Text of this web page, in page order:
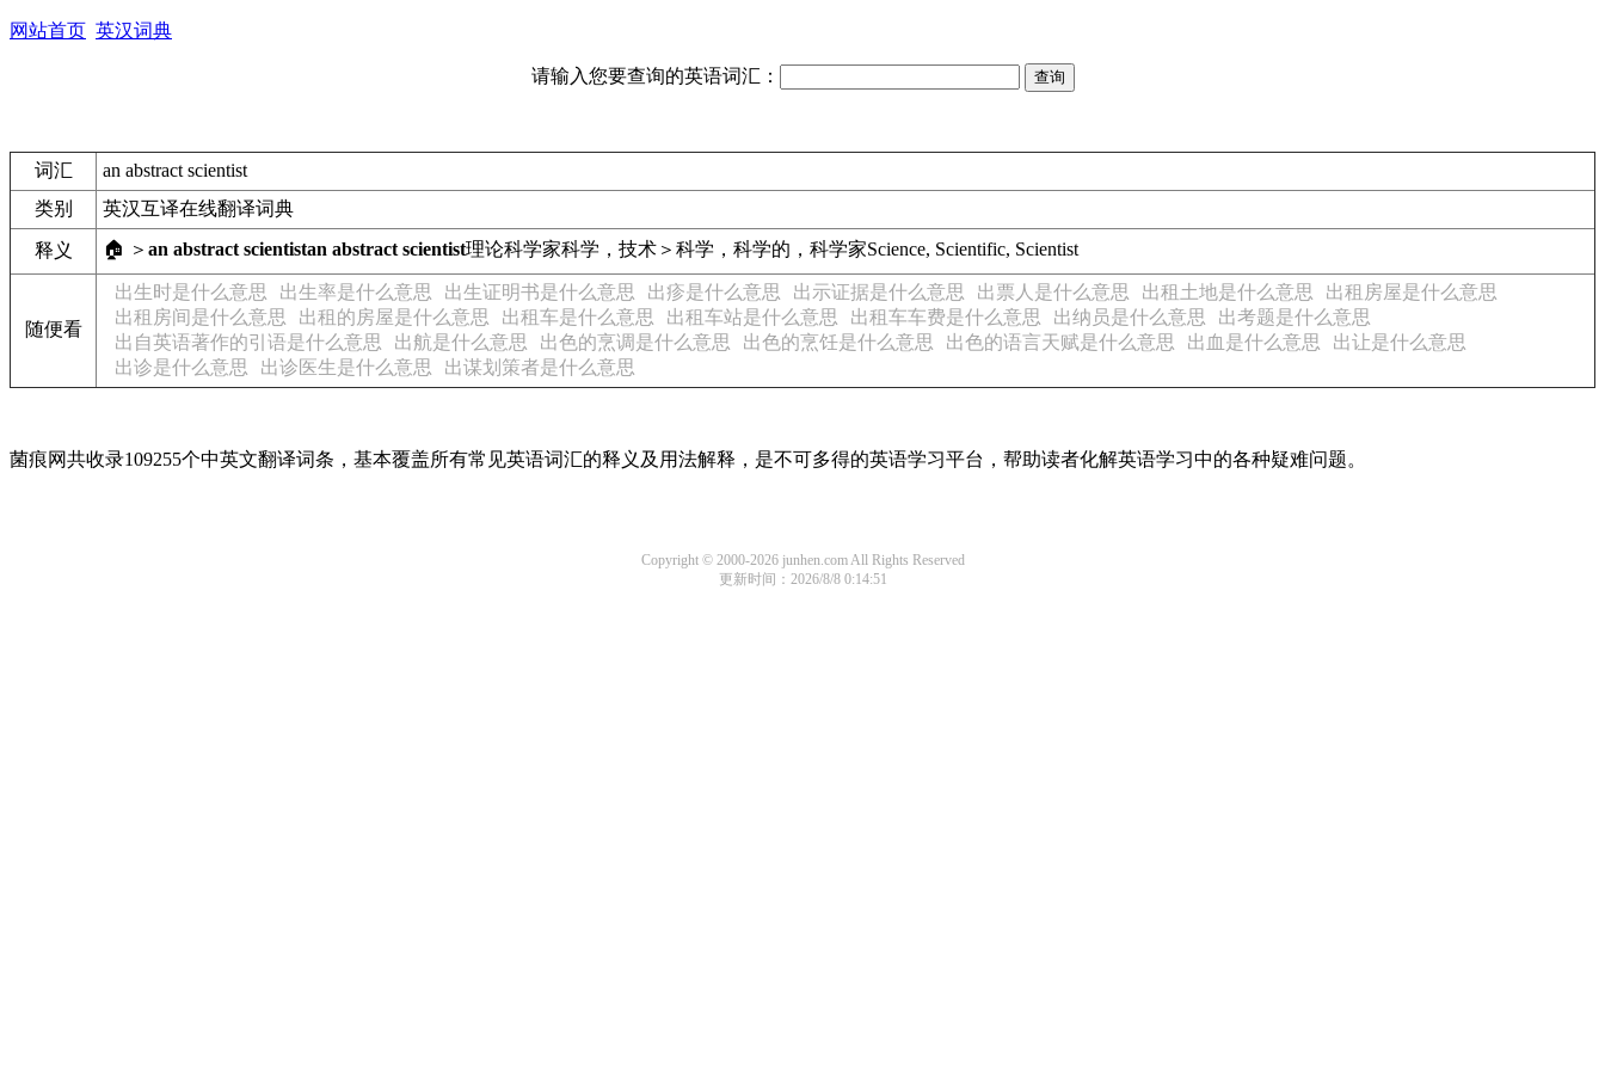
网站首页 英汉词典
请输入您要查询的英语词汇：
词汇
an abstract scientist
类别
英汉互译在线翻译词典
释义 🏠 ＞ an abstract scientistan abstract scientist理论科学家科学，技术＞科学，科学的，科学家Science, Scientific, Scientist
随便看
出生时是什么意思 出生率是什么意思 出生证明书是什么意思 出疹是什么意思 出示证据是什么意思 出票人是什么意思 出租土地是什么意思
出租房屋是什么意思
出租房间是什么意思
出租的房屋是什么意思 出租车是什么意思 出租车站是什么意思 出租车车费是什么意思 出纳员是什么意思
出考题是什么意思
出自英语著作的引语是什么意思
出航是什么意思 出色的烹调是什么意思 出色的烹饪是什么意思 出色的语言天赋是什么意思 出血是什么意思
出让是什么意思
出诊是什么意思
出诊医生是什么意思 出谋划策者是什么意思
菌痕网共收录109255个中英文翻译词条，基本覆盖所有常见英语词汇的释义及用法解释，是不可多得的英语学习平台，帮助读者化解英语学习中的各种疑难问题。
Copyright © 2000-2026 junhen.com All Rights Reserved
更新时间：2026/8/8 0:14:51